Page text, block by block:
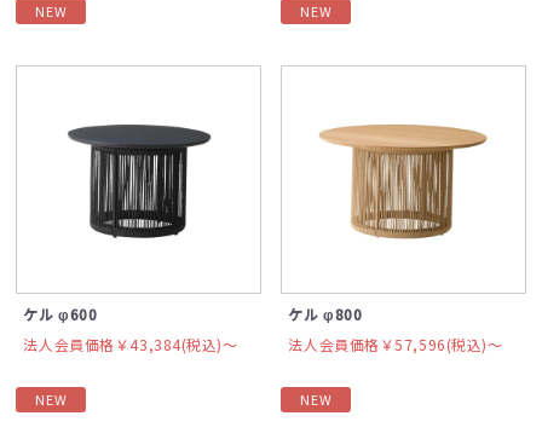
NEW NEW
ケル φ600
法人会員価格￥43,384(税込)〜
NEW
ケル φ800
法人会員価格￥57,596(税込)〜
NEW